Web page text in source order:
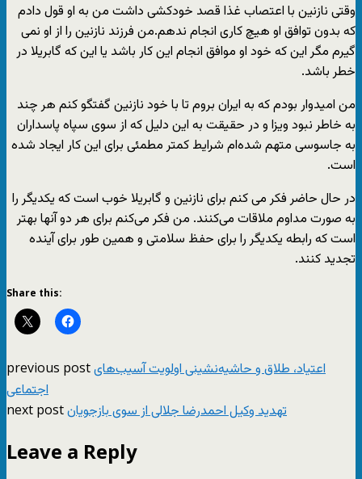
وقتی نازنین با اعتصاب غذا قصد خودکشی داشت من به او قول دادم
که بدون توافق او هیچ کاری انجام ندهم.من فرزند نازنین را از او نمی
گیرم مگر این که خود او موافق انجام این کار باشد یا این که گابریلا در
خطر باشد.
من امیدوار بودم که به ایران بروم تا با خود نازنین گفتگو کنم هر چند
به خاطر نبود ویزا و در حقیقت به این دلیل که از سوی سپاه پاسداران
به جاسوسی متهم شده‌ام شرایط کمتر مطمئی برای این کار ایجاد شده
است.
در حال حاضر فکر می کنم برای نازنین و گابریلا خوب است که یکدیگر را
به صورت مداوم ملاقات می‌کنند. من فکر می‌کنم برای هر دو آنها بهتر
است که رابطه یکدیگر را برای حفظ سلامتی و همین طور برای آینده
تجدید کنند.
Share this:
previous postاعتیاد، طلاق و حاشیه‌نشینی اولویت آسیب‌های
اجتماعی
next postتهدید وکیل احمدرضا جلالی از سوی بازجویان
Leave a Reply